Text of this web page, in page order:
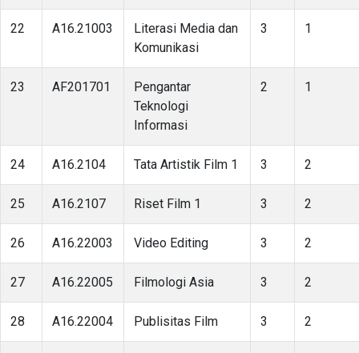
22 A16.21003
Literasi Media dan
Komunikasi
3 1
23 AF201701
Pengantar
Teknologi
Informasi
2 1
24 A16.2104 Tata Artistik Film 1 3 2
25 A16.2107 Riset Film 1 3 2
26 A16.22003 Video Editing 3 2
27 A16.22005 Filmologi Asia 3 2
28 A16.22004 Publisitas Film 3 2